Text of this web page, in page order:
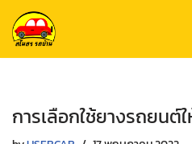
Skip
to
การเลือกใช้ยางรถยนต์